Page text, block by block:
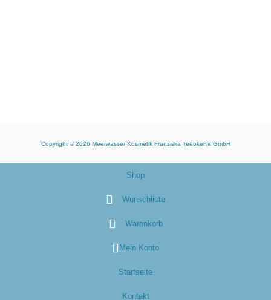
Copyright © 2026 Meerwasser Kosmetik Franziska Teebken® GmbH
Shop
Wunschliste
Warenkorb
Mein Konto
Startseite
Kontakt